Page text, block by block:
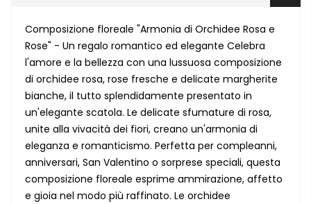
Composizione floreale "Armonia di Orchidee Rosa e
Rose" - Un regalo romantico ed elegante Celebra
l'amore e la bellezza con una lussuosa composizione
di orchidee rosa, rose fresche e delicate margherite
bianche, il tutto splendidamente presentato in
un'elegante scatola. Le delicate sfumature di rosa,
unite alla vivacità dei fiori, creano un'armonia di
eleganza e romanticismo. Perfetta per compleanni,
anniversari, San Valentino o sorprese speciali, questa
composizione floreale esprime ammirazione, affetto
e gioia nel modo più raffinato. Le orchidee